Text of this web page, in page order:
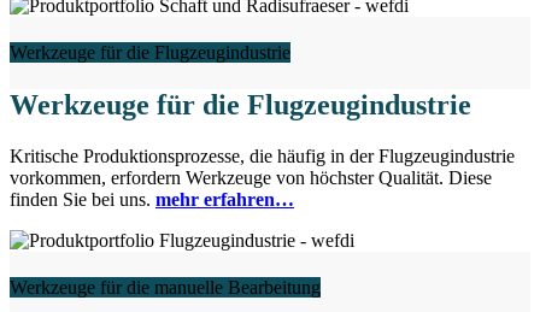
Werkzeuge für die Flugzeugindustrie
Werkzeuge für die Flugzeugindustrie
Kritische Produktionsprozesse, die häufig in der Flugzeugindustrie
vorkommen, erfordern Werkzeuge von höchster Qualität. Diese
finden Sie bei uns. mehr erfahren…
Werkzeuge für die manuelle Bearbeitung